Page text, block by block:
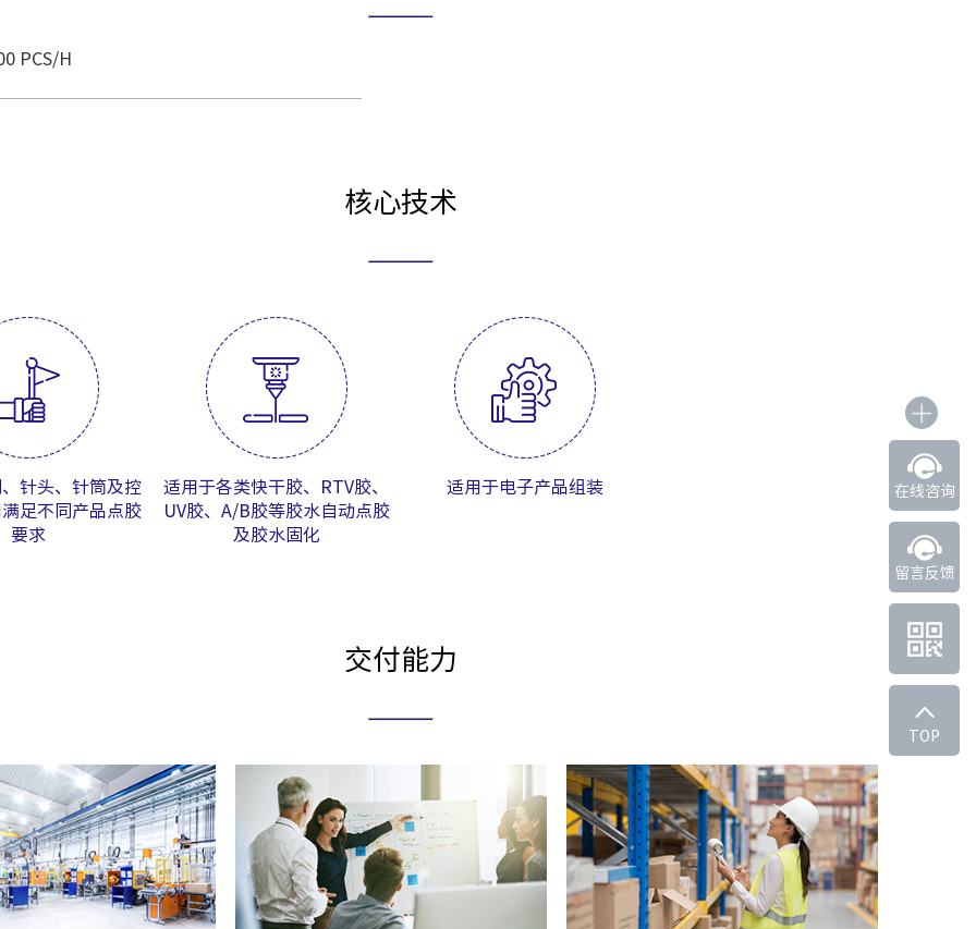
PCS/H
核心技术
针头、针筒及控
足不同产品点胶
要求
适用于各类快干胶、RTV胶、
UV胶、A/B胶等胶水自动点胶
及胶水固化
适用于电子产品组装
交付能力
在线咨询
留言反馈
TOP